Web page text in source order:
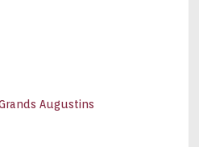
Augustins